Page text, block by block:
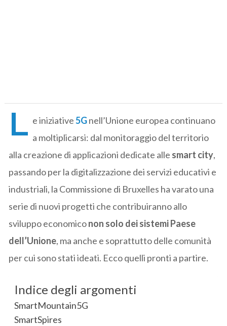
L e iniziative5Gnell’Unione europea continuano
a moltiplicarsi: dal monitoraggio del territorio
alla creazione di applicazioni dedicate alle smart city,
passando per la digitalizzazione dei servizi educativi e
industriali, la Commissione di Bruxelles ha varato una
serie di nuovi progetti che contribuiranno allo
sviluppo economiconon solo dei sistemi Paese
dell’Unione, ma anche e soprattutto delle comunità
per cui sono stati ideati. Ecco quelli pronti a partire.
Indice degli argomenti
SmartMountain5G
SmartSpires